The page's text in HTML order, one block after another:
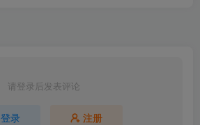
请登录后发表评论
登录 注册